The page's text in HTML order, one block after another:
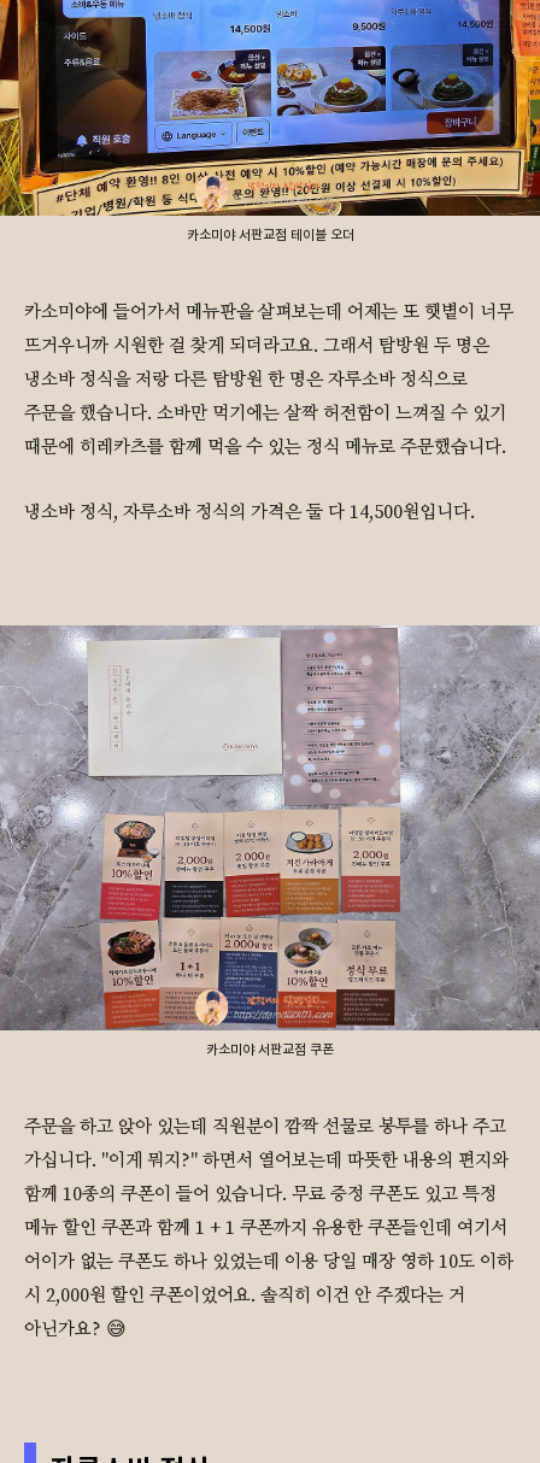
카소미야 서판교점 테이블 오더
카소미야에 들어가서 메뉴판을 살펴보는데 어제는 또 햇볕이 너무
뜨거우니까 시원한 걸 찾게 되더라고요. 그래서 탐방원 두 명은
냉소바 정식을 저랑 다른 탐방원 한 명은 자루소바 정식으로
주문을 했습니다. 소바만 먹기에는 살짝 허전함이 느껴질 수 있기
때문에 히레카츠를 함께 먹을 수 있는 정식 메뉴로 주문했습니다.
냉소바 정식, 자루소바 정식의 가격은 둘 다 14,500원입니다.
카소미야 서판교점 쿠폰
주문을 하고 앉아 있는데 직원분이 깜짝 선물로 봉투를 하나 주고
가십니다. "이게 뭐지?" 하면서 열어보는데 따뜻한 내용의 편지와
함께 10종의 쿠폰이 들어 있습니다. 무료 증정 쿠폰도 있고 특정
메뉴 할인 쿠폰과 함께 1 + 1 쿠폰까지 유용한 쿠폰들인데 여기서
어이가 없는 쿠폰도 하나 있었는데 이용 당일 매장 영하 10도 이하
시 2,000원 할인 쿠폰이었어요. 솔직히 이건 안 주겠다는 거
아닌가요? 😅